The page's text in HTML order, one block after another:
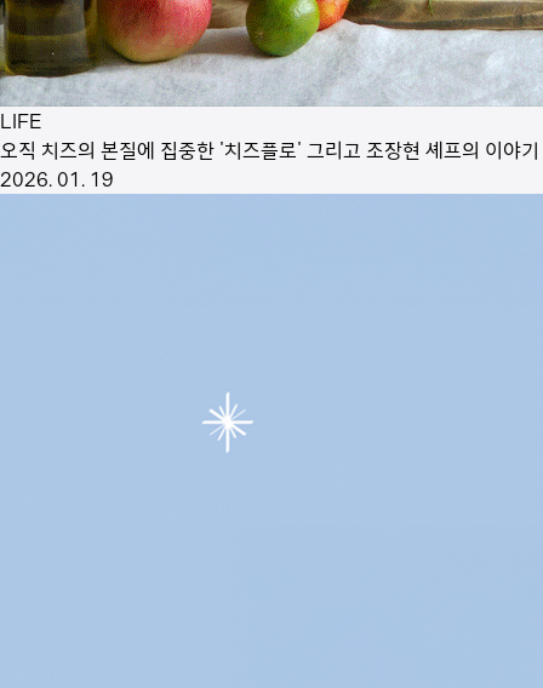
LIFE
오직 치즈의 본질에 집중한 '치즈플로' 그리고 조장현 셰프의 이야기
2026. 01. 19